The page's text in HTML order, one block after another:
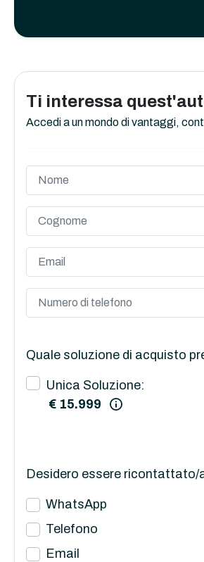
Ti interessa
Accedi a un mondo di vantaggi,
Quale soluzione di acquisto
Unica Soluzione:
€ 15.999
Desidero essere ricontattato/
WhatsApp
Telefono
Email